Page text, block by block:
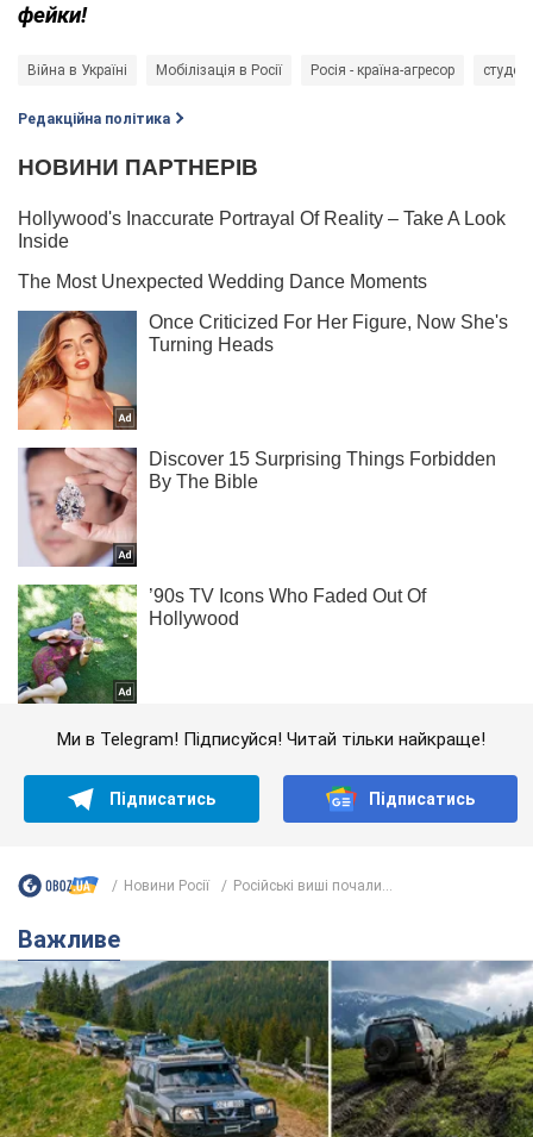
фейки!
Війна в Україні Мобілізація в Росії Росія - країна-агресор
Редакційна політика
Ми в Telegram! Підписуйся! Читай тільки найкраще!
Підписатись Підписатись
Новини Росії Російські виші почали...
Важливе